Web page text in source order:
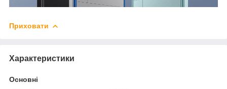
Приховати
Характеристики
Основні